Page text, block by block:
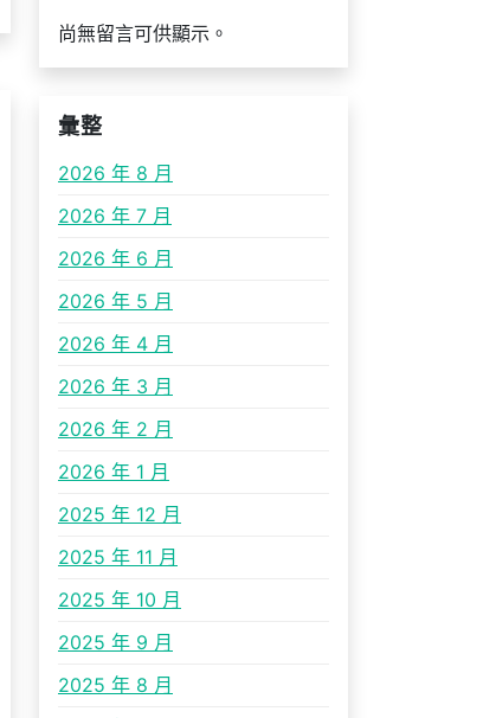
尚無留言可供顯示。
彙整
2026 年 8 月
2026 年 7 月
2026 年 6 月
2026 年 5 月
2026 年 4 月
2026 年 3 月
2026 年 2 月
2026 年 1 月
2025 年 12 月
2025 年 11 月
2025 年 10 月
2025 年 9 月
2025 年 8 月